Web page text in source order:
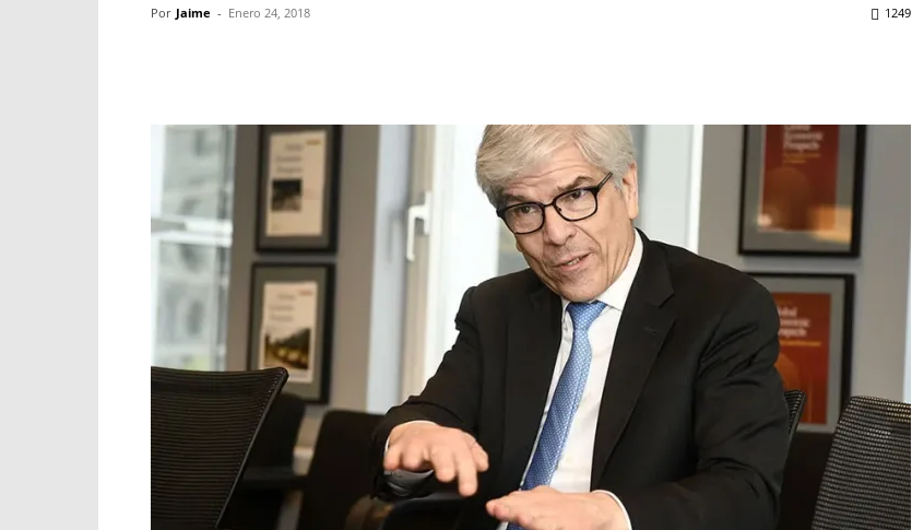
Por Jaime - Enero 24, 2018 1249